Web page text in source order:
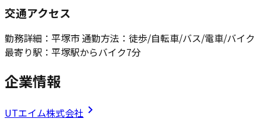
交通アクセス
勤務詳細：平塚市 通勤方法：徒歩/自転車/バス/電車/バイク
最寄り駅：平塚駅からバイク7分
企業情報
UTエイム株式会社